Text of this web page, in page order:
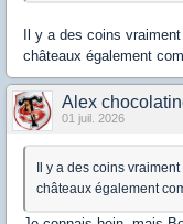
Il y a des coins
châteaux également
Alex
01 juil. 2026
Il y a des coins
châteaux également